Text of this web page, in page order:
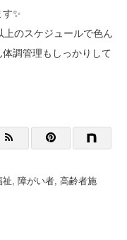
✨
のスケジュールで色ん
調管理もしっかりして
祉 障がい者 高齢者施